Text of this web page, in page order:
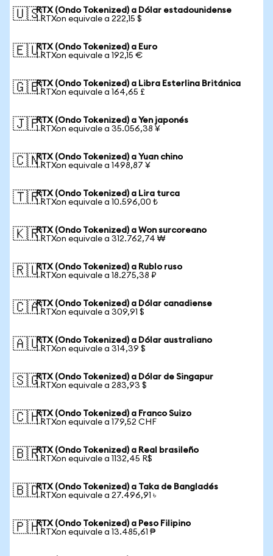
🇺🇸RTX (Ondo Tokenized) a Dólar estadounidense
1 RTXon equivale a 222,15 $
🇪🇺RTX (Ondo Tokenized) a Euro
1 RTXon equivale a 192,15 €
🇬🇧RTX (Ondo Tokenized) a Libra Esterlina Británica
1 RTXon equivale a 164,65 £
🇯🇵RTX (Ondo Tokenized) a Yen japonés
1 RTXon equivale a 35.056,38 ¥
🇨🇳RTX (Ondo Tokenized) a Yuan chino
1 RTXon equivale a 1498,87 ¥
🇹🇷RTX (Ondo Tokenized) a Lira turca
1 RTXon equivale a 10.596,00 ₺
🇰🇷RTX (Ondo Tokenized) a Won surcoreano
1 RTXon equivale a 312.762,74 ₩
🇷🇺RTX (Ondo Tokenized) a Rublo ruso
1 RTXon equivale a 18.275,38 ₽
🇨🇦RTX (Ondo Tokenized) a Dólar canadiense
1 RTXon equivale a 309,91 $
🇦🇺RTX (Ondo Tokenized) a Dólar australiano
1 RTXon equivale a 314,39 $
🇸🇬RTX (Ondo Tokenized) a Dólar de Singapur
1 RTXon equivale a 283,93 $
🇨🇭RTX (Ondo Tokenized) a Franco Suizo
1 RTXon equivale a 179,52 CHF
🇧🇷RTX (Ondo Tokenized) a Real brasileño
1 RTXon equivale a 1132,45 R$
🇧🇩RTX (Ondo Tokenized) a Taka de Bangladés
1 RTXon equivale a 27.496,91 ৳
🇵🇭RTX (Ondo Tokenized) a Peso Filipino
1 RTXon equivale a 13.485,61 ₱